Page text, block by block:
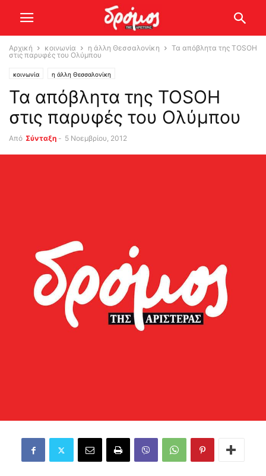
Αρχική κοινωνία η άλλη Θεσσαλονίκη
Τα απόβλητα της TOSOH
στις παρυφές του Ολύμπου
κοινωνία η άλλη Θεσσαλονίκη
Τα απόβλητα της TOSOH
στις παρυφές του Ολύμπου
Από Σύνταξη - 5 Νοεμβρίου, 2012